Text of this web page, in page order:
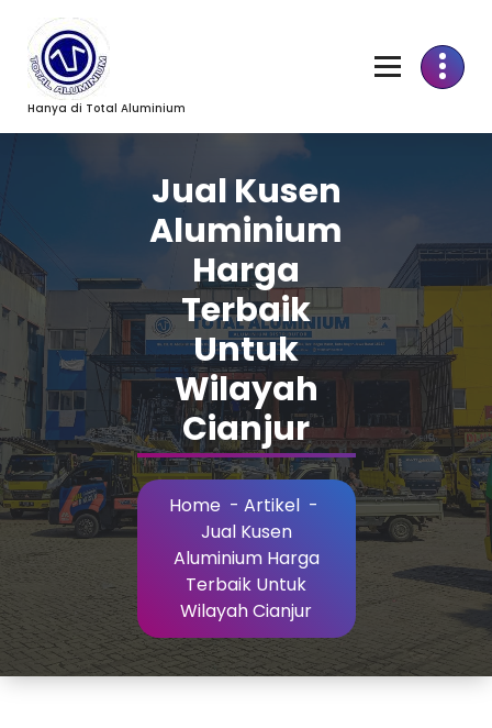
Content
Hanya di Total Aluminium
Jual Kusen
Aluminium
Harga
Terbaik
Untuk
Wilayah
Cianjur
Home - Artikel -
Jual Kusen
Aluminium Harga
Terbaik Untuk
Wilayah Cianjur